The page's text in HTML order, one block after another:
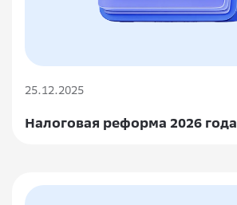
25.12.2025
Налоговая реформа 2026 года